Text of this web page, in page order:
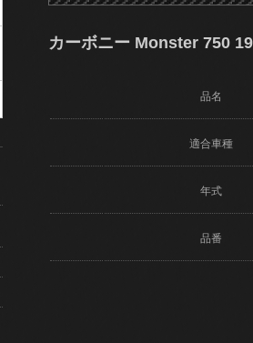
カーボニー Monster 750
品名
適合車種
年式
品番